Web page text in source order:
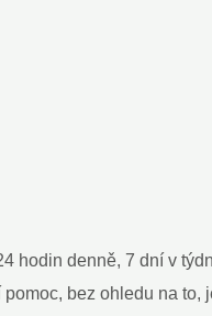
hodin denně, 7 dní v
bez ohledu na to,